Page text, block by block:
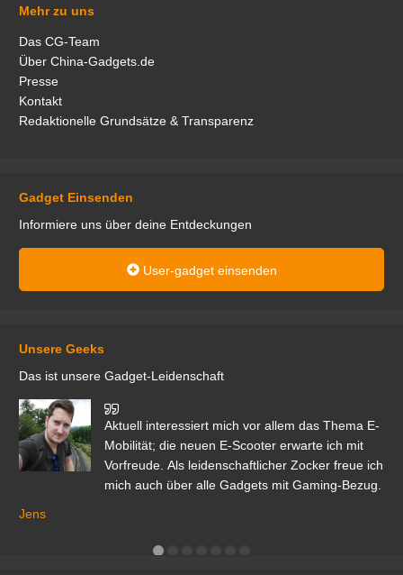
Mehr zu uns
Das CG-Team
Über China-Gadgets.de
Presse
Kontakt
Redaktionelle Grundsätze & Transparenz
Gadget Einsenden
Informiere uns über deine Entdeckungen
User-gadget einsenden
Unsere Geeks
Das ist unsere Gadget-Leidenschaft
Aktuell interessiert mich vor allem das Thema E-
Mobilität; die neuen E-Scooter erwarte ich mit
Vorfreude. Als leidenschaftlicher Zocker freue ich
mich auch über alle Gadgets mit Gaming-Bezug.
Jens